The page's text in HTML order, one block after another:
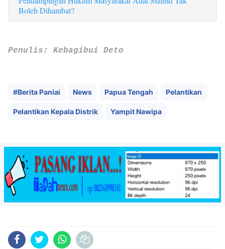
Boleh Dihambat?
Penulis: Kebagibui Deto
#Berita Paniai News Papua Tengah Pelantikan
Pelantikan Kepala Distrik Yampit Nawipa